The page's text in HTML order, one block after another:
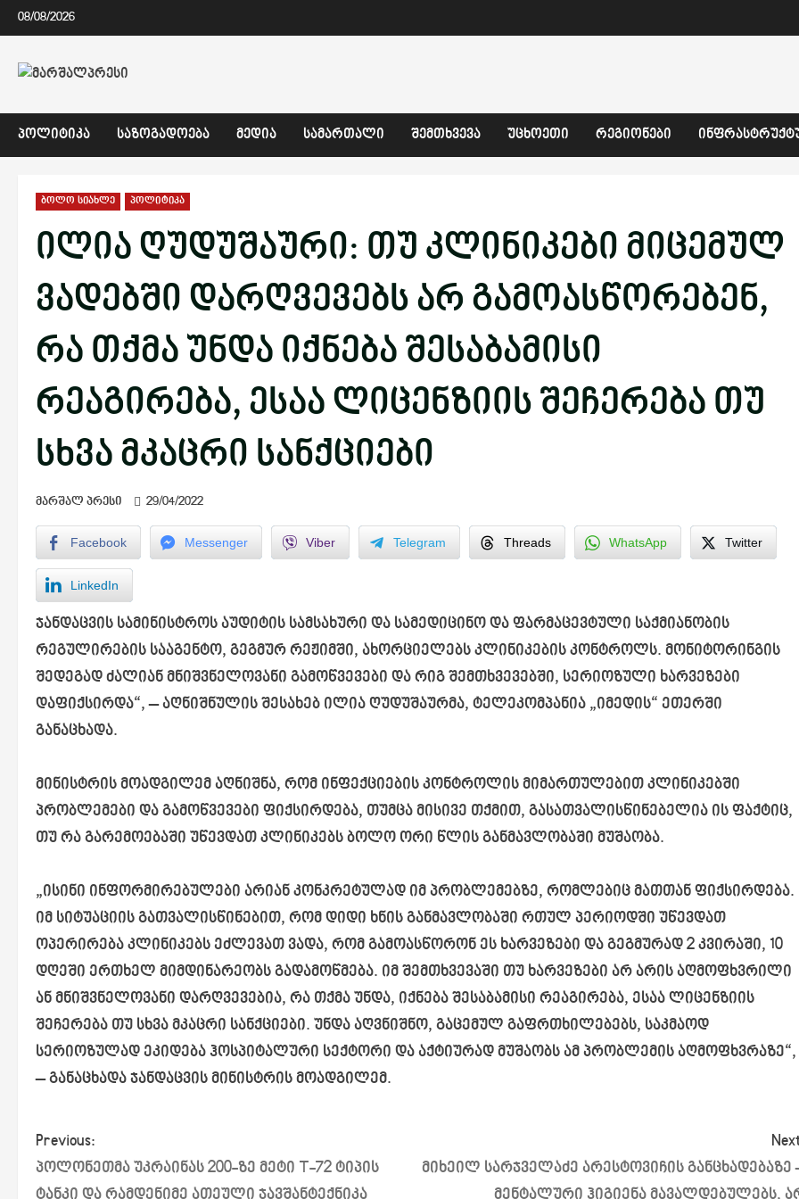
Skip
to
content
08/08/2026
ᲞᲝᲚᲘᲢᲘᲙᲐ ᲡᲐᲖᲝᲒᲐᲓᲝᲔᲑᲐ ᲛᲔᲓᲘᲐ ᲡᲐᲛᲐᲠᲗᲐᲚᲘ ᲨᲔᲛᲗᲮᲕᲔᲕᲐ ᲣᲪᲮᲝᲔᲗᲘ ᲠᲔᲒᲘᲝᲜᲔᲑᲘ
ბოლო სიახლე პოლიტიკა
ილია ღუდუშაური: თუ კლინიკები მიცემულ
ვადებში დარღვევებს არ გამოასწორებენ,
რა თქმა უნდა იქნება შესაბამისი
რეაგირება, ესაა ლიცენზიის შეჩერება თუ
სხვა მკაცრი სანქციები
მარშალ პრესი 29/04/2022
Facebook Messenger Viber Telegram Threads WhatsApp Twitter
LinkedIn
ჯანდაცვის სამინისტროს აუდიტის სამსახური და სამედიცინო და ფარმაცევტული საქმიანობის
რეგულირების სააგენტო, გეგმურ რეჟიმში, ახორციელებს კლინიკების კონტროლს. მონიტორინგის
შედეგად ძალიან მნიშვნელოვანი გამოწვევები და რიგ შემთხვევებში, სერიოზული ხარვეზები
დაფიქსირდა“, – აღნიშნულის შესახებ ილია ღუდუშაურმა, ტელეკომპანია „იმედის“ ეთერში
განაცხადა.
მინისტრის მოადგილემ აღნიშნა, რომ ინფექციების კონტროლის მიმართულებით კლინიკებში
პრობლემები და გამოწვევები ფიქსირდება, თუმცა მისივე თქმით, გასათვალისწინებელია ის ფაქტიც,
თუ რა გარემოებაში უწევდათ კლინიკებს ბოლო ორი წლის განმავლობაში მუშაობა.
„ისინი ინფორმირებულები არიან კონკრეტულად იმ პრობლემებზე, რომლებიც მათთან ფიქსირდება.
იმ სიტუაციის გათვალისწინებით, რომ დიდი ხნის განმავლობაში რთულ პერიოდში უწევდათ
ოპერირება კლინიკებს ეძლევათ ვადა, რომ გამოასწორონ ეს ხარვეზები და გეგმურად 2 კვირაში, 10
დღეში ერთხელ მიმდინარეობს გადამოწმება. იმ შემთხვევაში თუ ხარვეზები არ არის აღმოფხვრილი
ან მნიშვნელოვანი დარღვევებია, რა თქმა უნდა, იქნება შესაბამისი რეაგირება, ესაა ლიცენზიის
შეჩერება თუ სხვა მკაცრი სანქციები. უნდა აღვნიშნო, გაცემულ გაფრთხილებებს, საკმაოდ
სერიოზულად ეკიდება ჰოსპიტალური სექტორი და აქტიურად მუშაობს ამ პრობლემის აღმოფხვრაზე“,
– განაცხადა ჯანდაცვის მინისტრის მოადგილემ.
P
o
Previous:
პოლონეთმა უკრაინას 200-ზე მეტი T-72 ტიპის
ტანკი და რამდენიმე ათეული ჯავშანტექნიკა
მიხეილ სარჯველაძე არესტოვიჩის განცხადებაზე
მენტალური ჰიგიენა მავალდებულებს,